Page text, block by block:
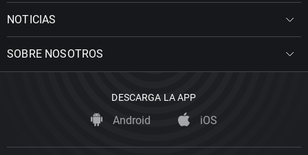
NOTICIAS
SOBRE NOSOTROS
DESCARGA LA APP
Android iOS